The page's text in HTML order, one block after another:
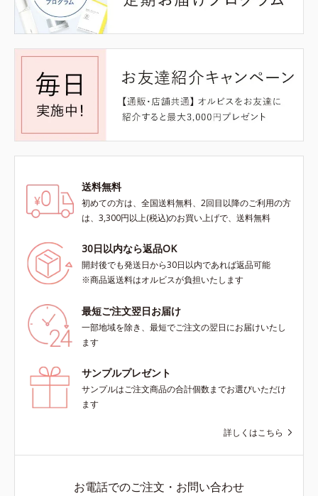
送料無料
初めての方は、全国送料無料、2回目以降のご利用の方
は、3,300円以上(税込)のお買い上げで、送料無料
30日以内なら返品OK
開封後でも発送日から30日以内であれば返品可能
※商品返送料はオルビスが負担いたします
最短ご注文翌日お届け
一部地域を除き、最短でご注文の翌日にお届けいたし
ます
サンプルプレゼント
サンプルはご注文商品の合計個数までお選びいただけ
ます
詳しくはこちら
お電話でのご注文・お問い合わせ